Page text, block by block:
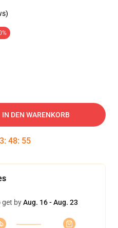
IN DEN WARENKORB
: 48: 54
get byAug. 16 - Aug. 23